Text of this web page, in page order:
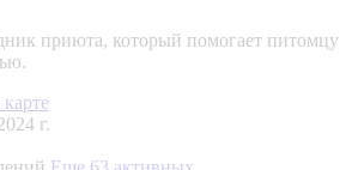
приюта, который помогает питомцу
г.